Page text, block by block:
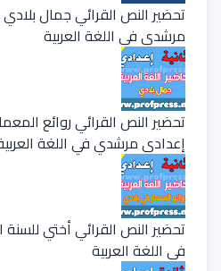
تحضير النص القرائي جمال بلادي
مرشدي في اللغة العربية
تحضير النص القرائي روائع
إعدادي مرشدي في اللغة
تحضير النص القرائي أختي
في اللغة العربية